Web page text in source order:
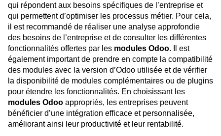
qui répondent aux besoins spécifiques de l’entreprise et
qui permettent d’optimiser les processus métier. Pour cela,
il est recommandé de réaliser une analyse approfondie
des besoins de l’entreprise et de consulter les différentes
fonctionnalités offertes par les modules Odoo. Il est
également important de prendre en compte la compatibilité
des modules avec la version d’Odoo utilisée et de vérifier
la disponibilité de modules complémentaires ou de plugins
pour étendre les fonctionnalités. En choisissant les
modules Odoo appropriés, les entreprises peuvent
bénéficier d’une intégration efficace et personnalisée,
améliorant ainsi leur productivité et leur rentabilité.